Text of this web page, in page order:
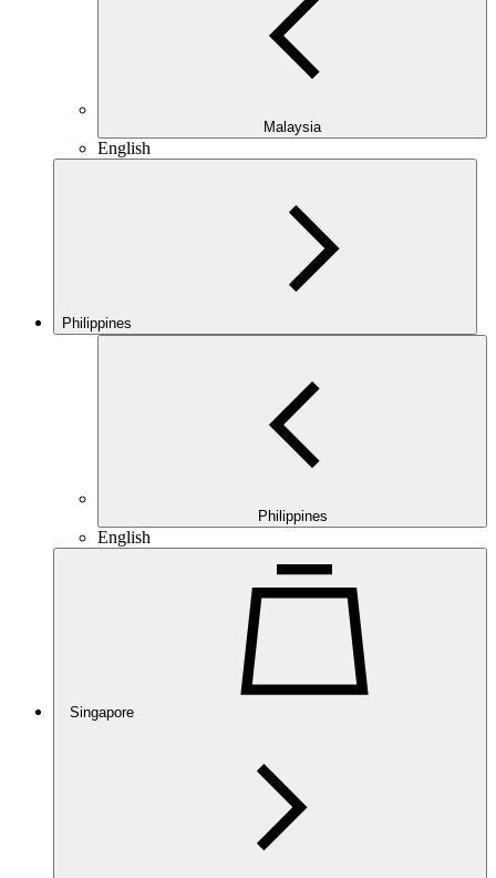
Malaysia
English
Philippines
Philippines
English
Singapore